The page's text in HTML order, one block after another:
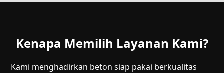
Kenapa Memilih Layanan Kami?
Kami menghadirkan beton siap pakai berkualitas